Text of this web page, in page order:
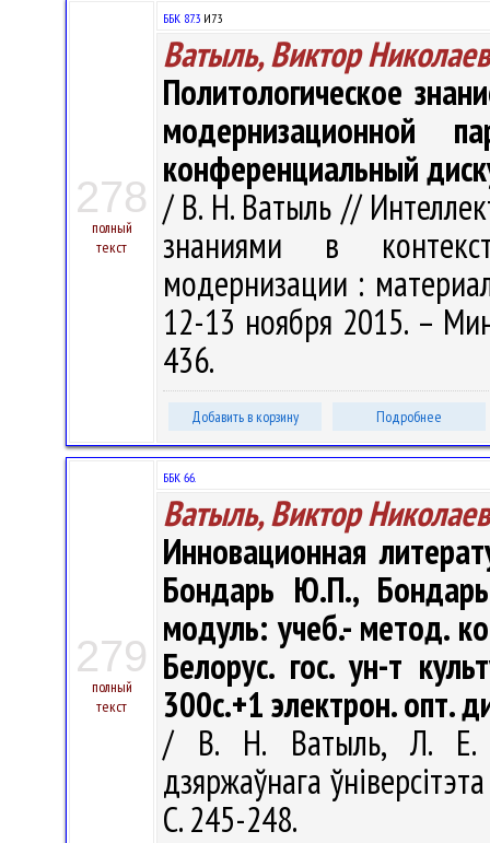
278
полный
текст
ББК 87.3 И73
Ватыль, Виктор
Политологическое
модернизационной
конференциальный
/ В. Н. Ватыль //
знаниями в
модернизации :
12-13 ноября 2015. –
436.
Добавить в корзину Подробнее
279
полный
текст
ББК 66.
Ватыль, Виктор
Инновационная
Бондарь Ю.П.,
модуль: учеб.- метод.
Белорус. гос. ун-т
300с.+1 электрон. опт.
/ В. Н. Ватыль, Л. Е.
дзяржаўнага
С. 245-248.